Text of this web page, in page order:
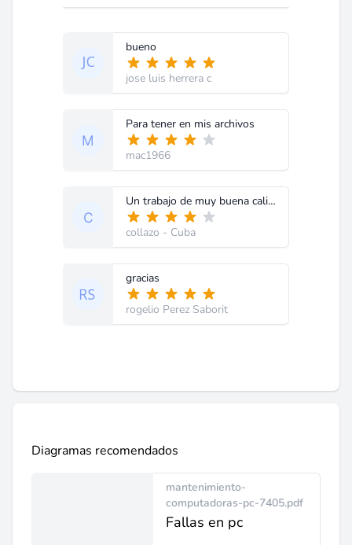
bueno
jose luis herrera c
Para tener en mis archivos
mac1966
Un trabajo de muy buena calidad.
collazo - Cuba
gracias
rogelio Perez Saborit
Diagramas recomendados
mantenimiento-
computadoras-pc-7405.pdf
Fallas en pc